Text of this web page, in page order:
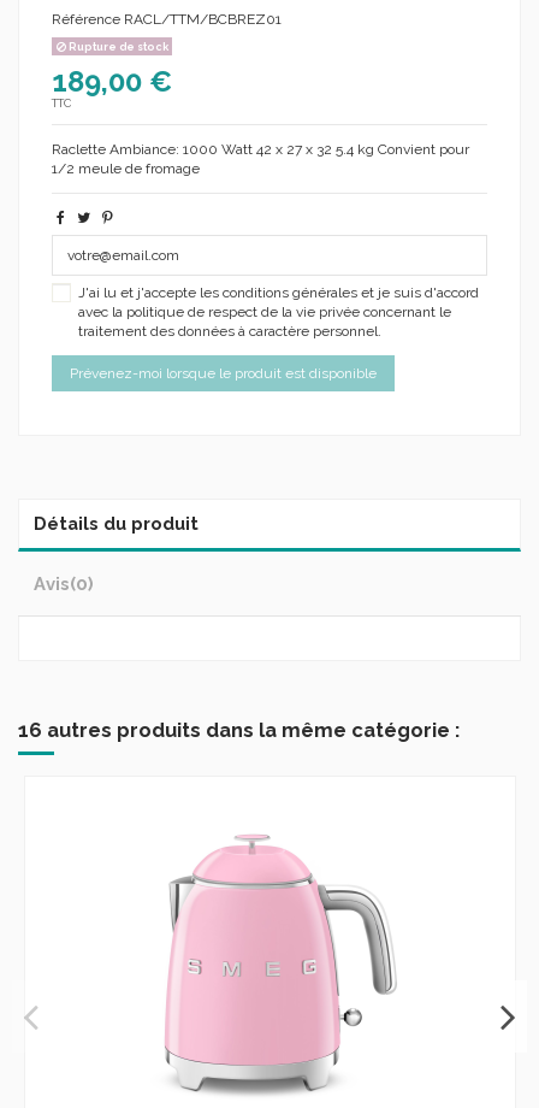
Référence RACL/TTM/BCBREZ01
Rupture de stock
189,00 €
TTC
Raclette Ambiance: 1000 Watt 42 x 27 x 32 5.4 kg Convient pour
1/2 meule de fromage
J'ai lu et j'accepte les conditions générales et je suis d'accord
avec la politique de respect de la vie privée concernant le
traitement des données à caractère personnel.
Détails du produit
Avis(0)
16 autres produits dans la même catégorie :